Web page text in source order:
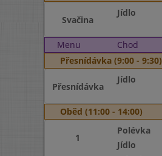
Svačina
Jídlo
Menu Chod
Přesnídávka (9:00 - 9:30)
Přesnídávka
Jídlo
Oběd (11:00 - 14:00)
1
Polévka
Jídlo